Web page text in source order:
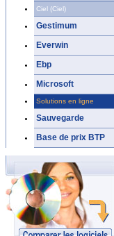
Ciel (Ciel)
Gestimum
Everwin
Ebp
Microsoft
Solutions en ligne
Sauvegarde
Base de prix BTP